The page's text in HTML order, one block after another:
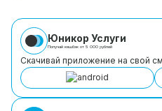
Юникор Услуги
Получай кешбэк от 5 000 рублей
Скачивай приложение на свой